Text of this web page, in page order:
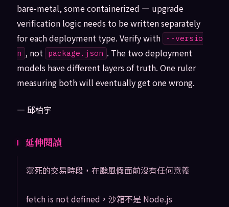
bare-metal, some containerized — upgrade
verification logic needs to be written separately
for each deployment type. Verify with
--versio
n , not package.json . The two deployment
models have different layers of truth. One ruler
measuring both will eventually get one wrong.
— 邱柏宇
延伸閱讀
寫死的交易時段，在颱風假面前沒有任何意義
fetch is not defined，沙箱不是 Node.js